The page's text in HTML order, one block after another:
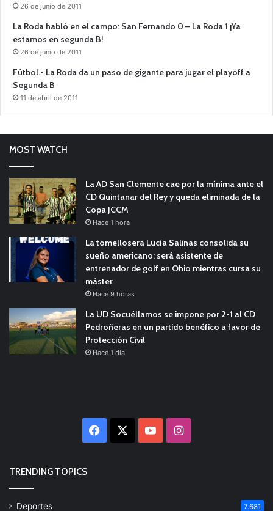
26 de junio de 2011
La Roda habló en el campo: San Fernando 0 – La Roda 1 ¡Ya
estamos en segunda B!
26 de junio de 2011
Fútbol.- La Roda da un paso de gigante para jugar el playoff a
Segunda B
11 de abril de 2011
MOST WATCH
La AD San Clemente cae por la mínima ante el
CD Quintanar del Rey y queda eliminada de la
Copa JCCM
Hace 1 hora
La tomellosera Lucía Salinas consolida su
sueño americano: será asistente de
entrenador de golf en Ohio mientras cursa su
máster
Hace 9 horas
La UD Socuéllamos se impone por 2-1 al CD
Pedroñeras en un partido benéfico a favor de
Protección Civil
Hace 1 día
Facebook YouTubeInstagram
TRENDING TOPICS
Deportes 7.681